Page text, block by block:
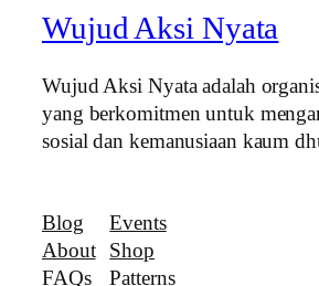
Wujud Aksi Nyata
Wujud Aksi Nyata adalah
yang berkomitmen untuk
sosial dan kemanusiaan kaum
Blog
About
FAQs
Events
Shop
Patterns